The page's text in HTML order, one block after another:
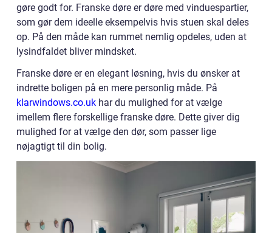
gøre godt for. Franske døre er døre med vinduespartier,
som gør dem ideelle eksempelvis hvis stuen skal deles
op. På den måde kan rummet nemlig opdeles, uden at
lysindfaldet bliver mindsket.
Franske døre er en elegant løsning, hvis du ønsker at
indrette boligen på en mere personlig måde. På
klarwindows.co.uk har du mulighed for at vælge
imellem flere forskellige franske døre. Dette giver dig
mulighed for at vælge den dør, som passer lige
nøjagtigt til din bolig.